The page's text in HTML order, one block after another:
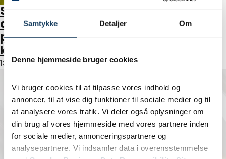
Samtykke Detaljer Om
Denne hjemmeside bruger cookies
Vi bruger cookies til at tilpasse vores indhold og
annoncer, til at vise dig funktioner til sociale medier og til
at analysere vores trafik. Vi deler også oplysninger om
din brug af vores hjemmeside med vores partnere inden
for sociale medier, annonceringspartnere og
analysepartnere. Vi indsamler data i overensstemmelse
Sådan håndterer
du spild og
pletter på
kontoret effektivt
13. august 2025
Hvad koster
rengøring af
kontor?
Kontakt
Telefon: 70 25 10 01
info@rafn-woldsen.dk